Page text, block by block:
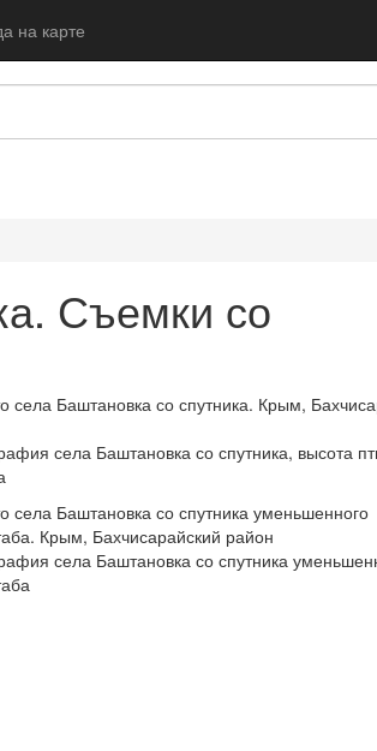
на карте
Съемки со
села Баштановка со спутника, высота
села Баштановка со спутника